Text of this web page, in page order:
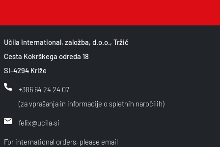
Učila International, založba, d.o.o., Tržič
Cesta Kokrškega odreda 18
SI-4294 Križe
+386 64 24 24 07
(za vprašanja in informacije o spletnih naročilih)
felix@ucila.si
For international orders, please email